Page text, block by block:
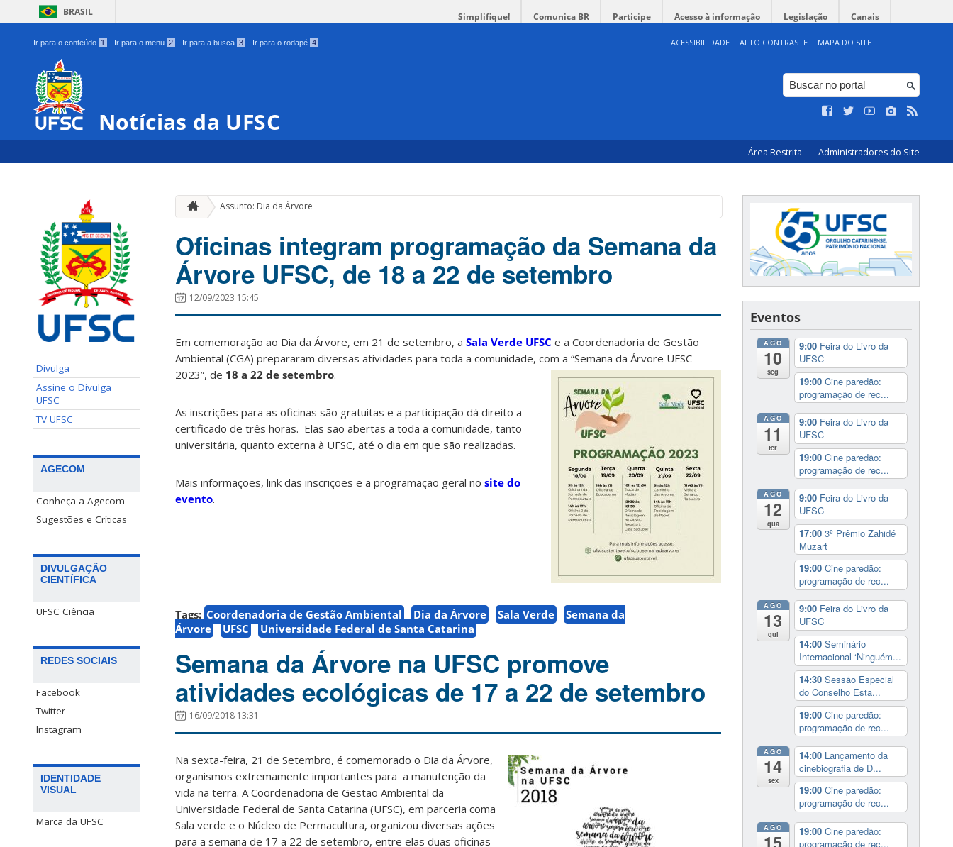
BRASIL Simplifique! Comunica BR Participe Acesso à informação Legislação Canais
Ir para o conteúdo 1 Ir para o menu 2 Ir para a busca 3 Ir para o rodapé 4 ACESSIBILIDADE ALTO CONTRASTE MAPA DO SITE
Notícias da UFSC
Área Restrita Administradores do Site
Divulga
Assine o Divulga
UFSC
TV UFSC
AGECOM
Conheça a Agecom
Sugestões e Críticas
DIVULGAÇÃO
CIENTÍFICA
UFSC Ciência
REDES SOCIAIS
Facebook
Twitter
Instagram
IDENTIDADE
VISUAL
Marca da UFSC
Assunto: Dia da Árvore
Oficinas integram programação da Semana da
Árvore UFSC, de 18 a 22 de setembro
12/09/2023 15:45
Em comemoração ao Dia da Árvore, em 21 de setembro, a Sala Verde UFSC e a Coordenadoria de Gestão
Ambiental (CGA) prepararam diversas atividades para toda a comunidade, com a “Semana da Árvore UFSC –
2023”, de 18 a 22 de setembro.
As inscrições para as oficinas são gratuitas e a participação dá direito a
certificado de três horas. Elas são abertas a toda a comunidade, tanto
universitária, quanto externa à UFSC, até o dia em que são realizadas.
Mais informações, link das inscrições e a programação geral no site do
evento.
Tags: Coordenadoria de Gestão Ambiental Dia da Árvore Sala Verde
Semana da
Árvore
UFSC Universidade Federal de Santa Catarina
Semana da Árvore na UFSC promove
atividades ecológicas de 17 a 22 de setembro
16/09/2018 13:31
Na sexta-feira, 21 de Setembro, é comemorado o Dia da Árvore,
organismos extremamente importantes para a manutenção da
vida na terra. A Coordenadoria de Gestão Ambiental da
Universidade Federal de Santa Catarina (UFSC), em parceria coma
Sala verde e o Núcleo de Permacultura, organizou diversas ações
para a semana de 17 a 22 de setembro, entre elas duas oficinas
Eventos
AGO
10
seg
9:00 Feira do Livro da
UFSC
19:00 Cine paredão:
programação de rec...
AGO
11
ter
9:00 Feira do Livro da
UFSC
19:00 Cine paredão:
programação de rec...
AGO
12
qua
9:00 Feira do Livro da
UFSC
17:00 3º Prêmio Zahidé
Muzart
19:00 Cine paredão:
programação de rec...
AGO
13
qui
9:00 Feira do Livro da
UFSC
14:00 Seminário
Internacional ‘Ninguém...
14:30 Sessão Especial
do Conselho Esta...
19:00 Cine paredão:
programação de rec...
AGO
14
sex
14:00 Lançamento da
cinebiografia de D...
19:00 Cine paredão:
programação de rec...
AGO 19:00 Cine paredão:
programação de rec...